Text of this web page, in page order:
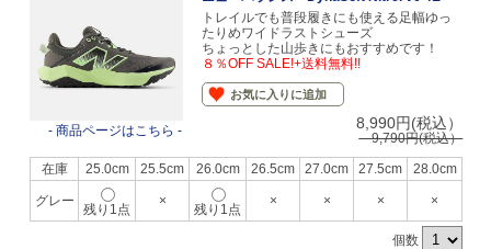
- 商品ページはこちら -
トレイルでも普段履きにも使える足幅ゆっ
たりめワイドラストシューズ
ちょっとした山歩きにもおすすめです！
８％OFF SALE!+送料無料!!
お気に入りに追加
8,990円(税込）
9,790円(税込）
在庫
25.0cm 25.5cm 26.0cm 26.5cm 27.0cm 27.5cm 28.0cm
グレー
残り1点
×
残り1点
× × × ×
個数